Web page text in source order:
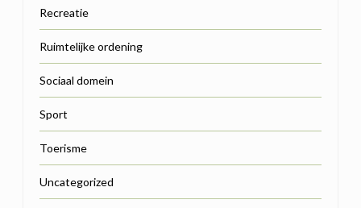
Recreatie
Ruimtelijke ordening
Sociaal domein
Sport
Toerisme
Uncategorized